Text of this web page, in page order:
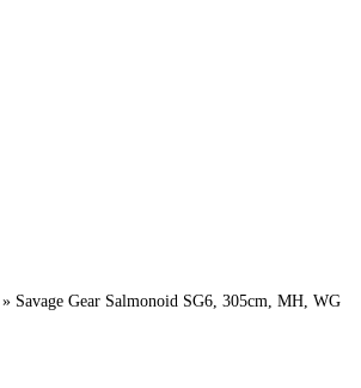
» Savage Gear Salmonoid SG6, 305cm, MH, WG